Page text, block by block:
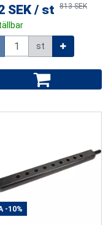
SEK / st 813 SEK
st
-10%